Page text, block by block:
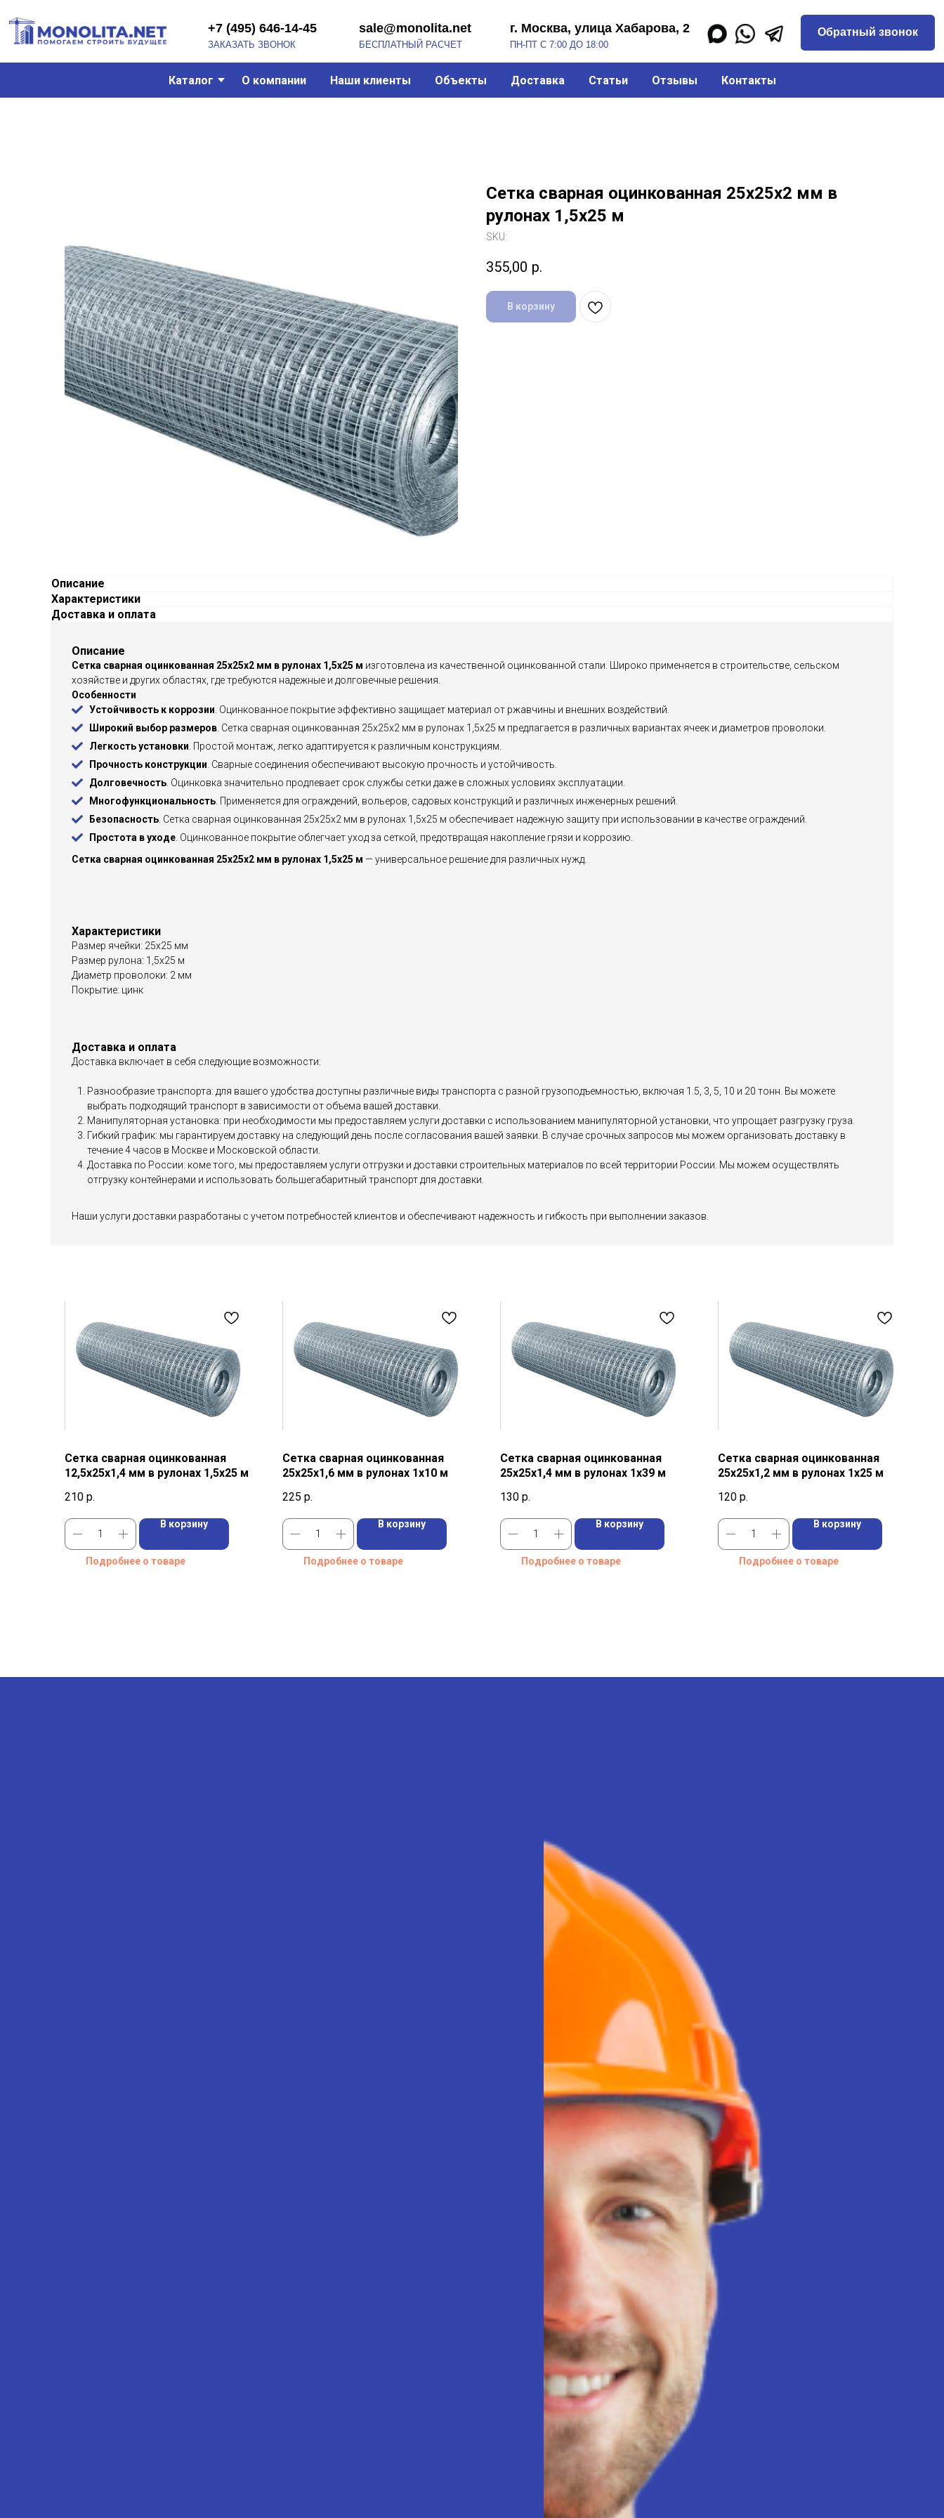
г. Москва, улица Хабарова, 2 Обратный звонок
ПН-ПТ С 7:00 ДО 18:00
+7 (495) 646-14-45
ЗАКАЗАТЬ ЗВОНОК БЕСПЛАТНЫЙ РАСЧЕТ
sale@monolita.net
Каталог О компании Наши клиенты Объекты Доставка Статьи Отзывы Контакты
Сетка сварная оцинкованная 25х25х2 мм в
рулонах 1,5х25 м
SKU:
355,00 р.
В корзину
Описание
Характеристики
Доставка и оплата
Описание
Сетка сварная оцинкованная 25х25х2 мм в рулонах 1,5х25 м изготовлена из качественной оцинкованной стали. Широко применяется в строительстве, сельском
хозяйстве и других областях, где требуются надежные и долговечные решения.
Особенности
Устойчивость к коррозии . Оцинкованное покрытие эффективно защищает материал от ржавчины и внешних воздействий.
Широкий выбор размеров . Сетка сварная оцинкованная 25х25х2 мм в рулонах 1,5х25 м предлагается в различных вариантах ячеек и диаметров проволоки.
Легкость установки . Простой монтаж, легко адаптируется к различным конструкциям.
Прочность конструкции . Сварные соединения обеспечивают высокую прочность и устойчивость.
Долговечность . Оцинковка значительно продлевает срок службы сетки даже в сложных условиях эксплуатации.
Многофункциональность . Применяется для ограждений, вольеров, садовых конструкций и различных инженерных решений.
Безопасность . Сетка сварная оцинкованная 25х25х2 мм в рулонах 1,5х25 м обеспечивает надежную защиту при использовании в качестве ограждений.
Простота в уходе . Оцинкованное покрытие облегчает уход за сеткой, предотвращая накопление грязи и коррозию.
Сетка сварная оцинкованная 25х25х2 мм в рулонах 1,5х25 м — универсальное решение для различных нужд.
Характеристики
Размер ячейки: 25х25 мм
Размер рулона: 1,5х25 м
Диаметр проволоки: 2 мм
Покрытие: цинк
Доставка и оплата
Доставка включает в себя следующие возможности:
Разнообразие транспорта: для вашего удобства доступны различные виды транспорта с разной грузоподъемностью, включая 1.5, 3, 5, 10 и 20 тонн. Вы можете
выбрать подходящий транспорт в зависимости от объема вашей доставки.
Манипуляторная установка: при необходимости мы предоставляем услуги доставки с использованием манипуляторной установки, что упрощает разгрузку груза.
Гибкий график: мы гарантируем доставку на следующий день после согласования вашей заявки. В случае срочных запросов мы можем организовать доставку в
течение 4 часов в Москве и Московской области.
Доставка по России: коме того, мы предоставляем услуги отгрузки и доставки строительных материалов по всей территории России. Мы можем осуществлять
отгрузку контейнерами и использовать большегабаритный транспорт для доставки.
Наши услуги доставки разработаны с учетом потребностей клиентов и обеспечивают надежность и гибкость при выполнении заказов.
Сетка сварная оцинкованная
12,5х25х1,4 мм в рулонах 1,5х25 м
210 р.
В корзину
Подробнее о товаре
Сетка сварная оцинкованная
25х25х1,6 мм в рулонах 1х10 м
225 р.
В корзину
Подробнее о товаре
Сетка сварная оцинкованная
25х25х1,4 мм в рулонах 1х39 м
130 р.
В корзину
Подробнее о товаре
Сетка сварная оцинкованная
25х25х1,2 мм в рулонах 1х25 м
120 р.
В корзину
Подробнее о товаре